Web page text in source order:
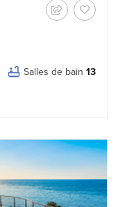
Salles de bain 13